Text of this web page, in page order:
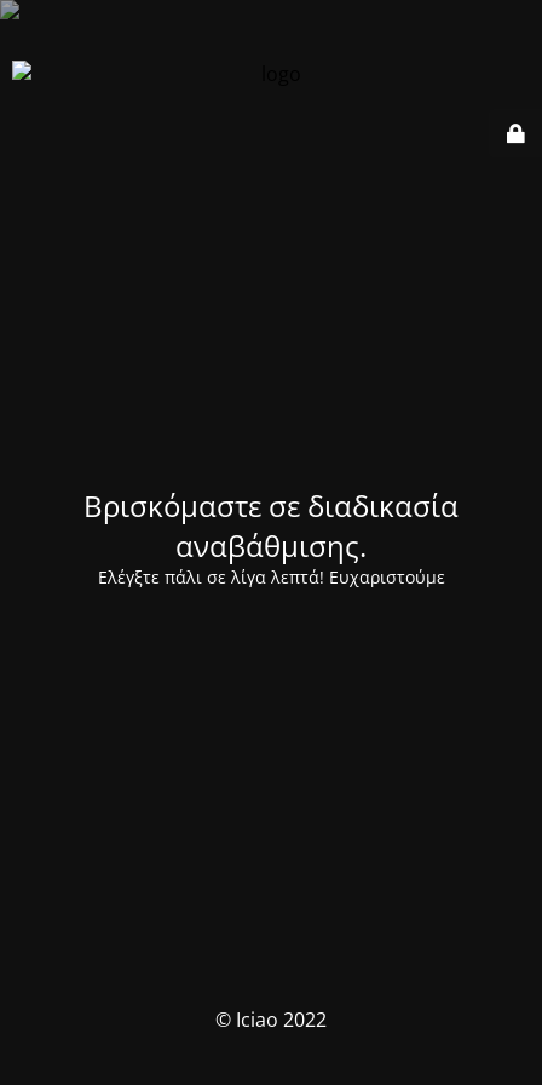
Βρισκόμαστε σε διαδικασία
αναβάθμισης.
Ελέγξτε πάλι σε λίγα λεπτά! Ευχαριστούμε
© Iciao 2022